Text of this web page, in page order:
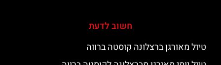
חשוב לדעת
טיול מאורגן ברצלונה קוסטה ברווה